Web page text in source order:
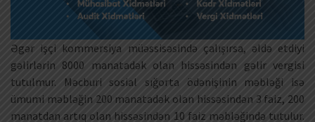
Əgər işçi kommersiya müəssisəsində çalışırsa, əldə etdiyi
gəlirlərin 8000 manatadək olan hissəsindən gəlir vergisi
tutulmur. Məcburi sosial sığorta ödənişinin məbləği isə
ümumi məbləğin 200 manatadək olan hissəsindən 3 faiz, 200
manatdan artıq olan hissəsindən 10 faiz məbləğində tutulur.